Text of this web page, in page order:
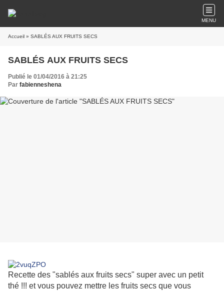
MENU
Accueil » SABLÉS AUX FRUITS SECS
SABLÉS AUX FRUITS SECS
Publié le 01/04/2016 à 21:25
Par fabienneshena
Recette des "sablés aux fruits secs" super avec un petit
thé !!! et vous pouvez mettre les fruits secs que vous